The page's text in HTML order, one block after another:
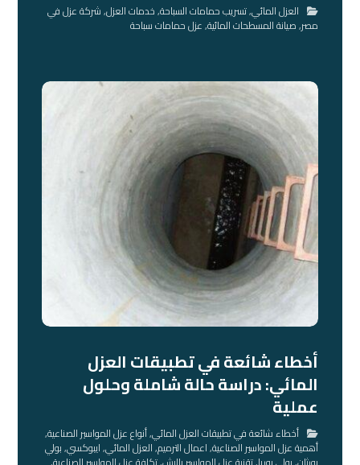
العزل المائي,تسريب حمامات السباحة,خدمات العزل,شركة عزل في
مصر,صيانة المسطحات المائية,عزل حمامات سباحة
أخطاء شائعة في تطبيقات العزل
المائي: دراسة حالة شاملة وحلول
عملية
أخطاء شائعة في تطبيقات العزل المائي,أنواع عزل المواسير الصناعية,
أهمية عزل المواسير الصناعية,اعمال الترميم,العزل المائي,ايبوكسي,بولي